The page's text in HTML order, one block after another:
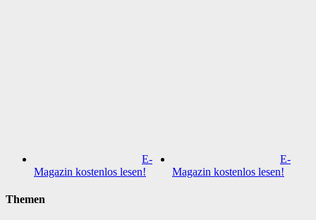
E-
Magazin kostenlos lesen!
E-
Magazin kostenlos lesen!
Themen